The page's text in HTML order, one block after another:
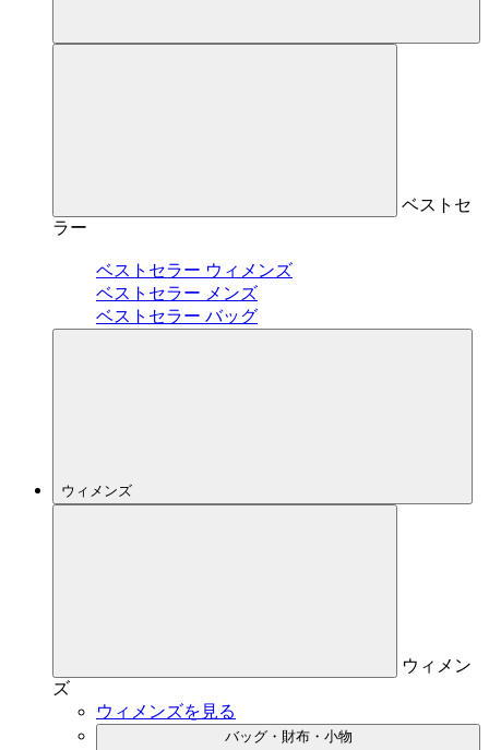
ベストセ
ラー
ベストセラー ウィメンズ
ベストセラー メンズ
ベストセラー バッグ
ウィメンズ
ウィメン
ズ
ウィメンズを見る
バッグ・財布・小物